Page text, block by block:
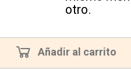
otro.
Añadir al carrito